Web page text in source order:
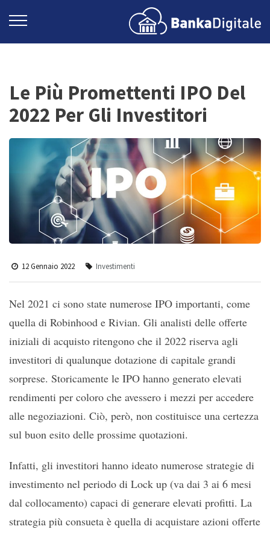
Le Più Promettenti IPO Del
2022 Per Gli Investitori
12 Gennaio 2022 Investimenti
Nel 2021 ci sono state numerose IPO importanti, come
quella di Robinhood e Rivian. Gli analisti delle offerte
iniziali di acquisto ritengono che il 2022 riserva agli
investitori di qualunque dotazione di capitale grandi
sorprese. Storicamente le IPO hanno generato elevati
rendimenti per coloro che avessero i mezzi per accedere
alle negoziazioni. Ciò, però, non costituisce una certezza
sul buon esito delle prossime quotazioni.
Infatti, gli investitori hanno ideato numerose strategie di
investimento nel periodo di Lock up (va dai 3 ai 6 mesi
dal collocamento) capaci di generare elevati profitti. La
strategia più consueta è quella di acquistare azioni offerte